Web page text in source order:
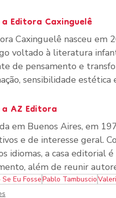
Editora Caxinguelê
Caxinguelê nasceu em
voltado à literatura
de pensamento e
sensibilidade
AZ Editora
em Buenos Aires, em
e de interesse geral.
idiomas, a casa editorial
além de reunir
Eu FossePablo Tambuscio